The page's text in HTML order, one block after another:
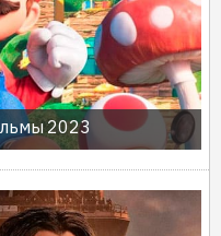
2023